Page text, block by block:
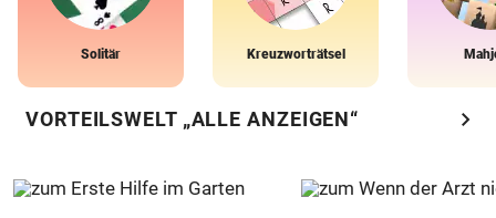
Solitär Kreuzworträtsel
VORTEILSWELT „ALLE ANZEIGEN“ chevron_right